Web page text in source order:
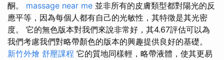
酮。 massage near me 並非所有的皮膚類型都對陽光的反
應平等，因為每個人都有自己的光敏性​​，其特徵是其光密
度。 它的無色版本對我們來說非常好，其4.67評估可以為
我們考慮我們對略帶顏色的版本的興趣提供良好的基礎。
新竹外燴 舒壓課程 它的質地同樣輕，略帶液體，使其更易